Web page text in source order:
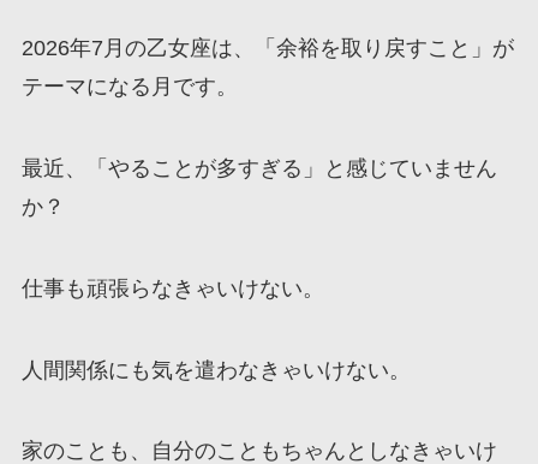
2026年7月の乙女座は、「余裕を取り戻すこと」が
テーマになる月です。
最近、「やることが多すぎる」と感じていません
か？
仕事も頑張らなきゃいけない。
人間関係にも気を遣わなきゃいけない。
家のことも、自分のこともちゃんとしなきゃいけ